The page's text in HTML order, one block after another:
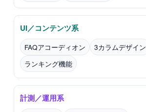
UI／コンテンツ系
FAQアコーディオン
3カラムデザイン
ランキング機能
計測／運用系